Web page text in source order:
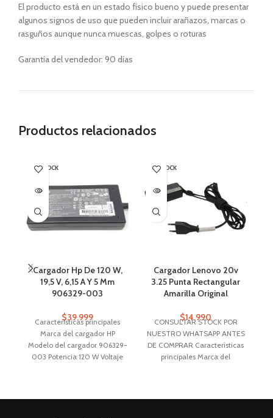
El producto está en un estado físico bueno y puede presentar
algunos signos de uso que pueden incluir arañazos, marcas o
rasguños aunque nunca muescas, golpes o roturas
Garantía del vendedor: 90 días
Productos relacionados
SIN STOCK
Cargador Hp De 120 W,
19,5 V, 6,15 A Y 5 Mm
906329-003
$39.999
Características principales
Marca del cargador HP
Modelo del cargador 906329-
003 Potencia 120 W Voltaje
SIN STOCK
Cargador Lenovo 20v
3.25 Punta Rectangular
Amarilla Original
$14.990
CONSULTAR STOCK POR
NUESTRO WHATSAPP ANTES
DE COMPRAR Características
principales Marca del